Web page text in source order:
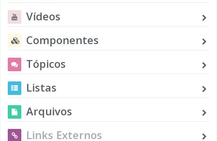
Vídeos
Componentes
Tópicos
Listas
Arquivos
Links Externos